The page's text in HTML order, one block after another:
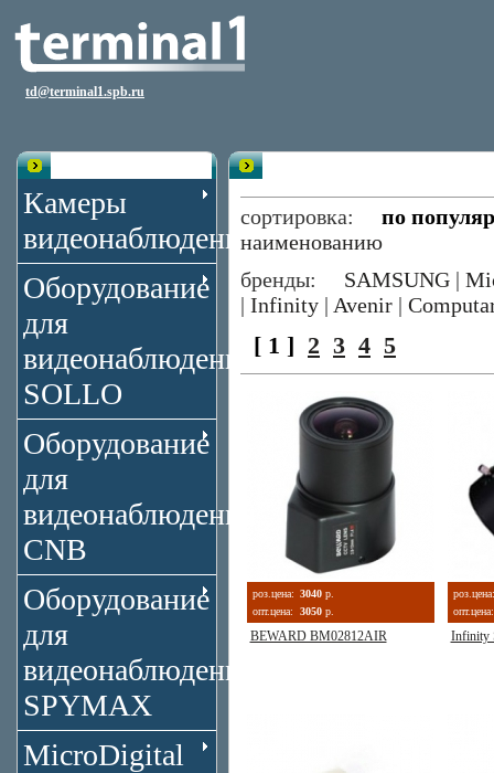
td@terminal1.spb.ru
Камеры
видеонаблюдения
Оборудование
для
видеонаблюдения
SOLLO
Оборудование
для
видеонаблюдения
CNB
Оборудование
для
видеонаблюдения
SPYMAX
MicroDigital
сортировка: по
наименованию
бренды: SAMSUNG |
| Infinity | Avenir |
[ 1 ] 2 3 4 5
роз.цена: 3040 р.
опт.цена:
3050 р.
BEWARD BM02812AIR
роз.цена:
опт.цена:
Infinity